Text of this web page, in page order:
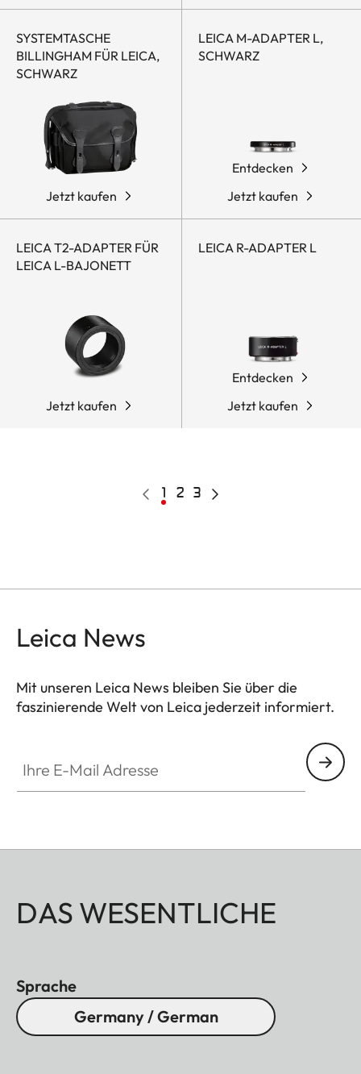
SYSTEMTASCHE
BILLINGHAM FÜR LEICA,
SCHWARZ
Jetzt kaufen
LEICA M-ADAPTER L,
SCHWARZ
Entdecken
Jetzt kaufen
LEICA T2-ADAPTER FÜR
LEICA L-BAJONETT
Jetzt kaufen
LEICA R-ADAPTER L
Entdecken
Jetzt kaufen
PaginationVorherige
Aktuelle
1 Page
2 Page
3
Nächste
Leica News
Mit unseren Leica News bleiben Sie über die
faszinierende Welt von Leica jederzeit informiert.
DAS WESENTLICHE
Sprache
Germany / German